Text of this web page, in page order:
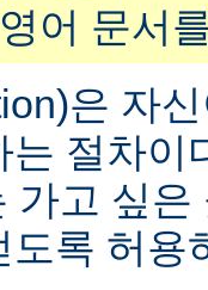
어 문서
은 자
는 절차이
가고 싶
도록 허용